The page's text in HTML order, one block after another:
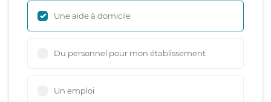
Une aide à domicile
Du personnel pour mon établissement
Un emploi